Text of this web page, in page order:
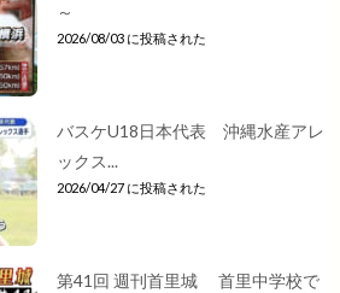
～
2026/08/03 に投稿された
バスケU18日本代表 沖縄水産アレ
ックス...
2026/04/27 に投稿された
第41回 週刊首里城 首里中学校で